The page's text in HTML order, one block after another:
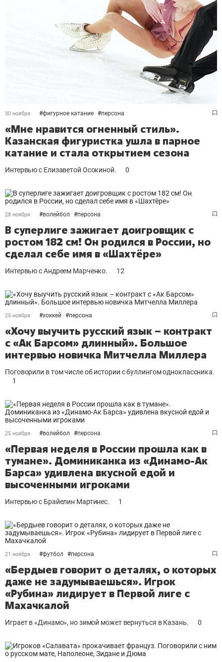
30 ноября #фигурное катание #персона
«Мне нравится огненный стиль».
Казанская фигуристка ушла в парное
катание и стала открытием сезона
Интервью с Елизаветой Осокиной. 0
28 ноября #волейбол #персона
В суперлиге зажигает доигровщик с
ростом 182 см! Он родился в России, но
сделал себе имя в «Шахтёре»
Интервью с Андреем Марченко. 12
25 ноября #хоккей #персона
«Хочу выучить русский язык – контракт
с «Ак Барсом» длинный». Большое
интервью новичка Митчелла Миллера
Поговорили в том числе об истории с буллингом одноклассника.
1
25 ноября #волейбол #персона
«Первая неделя в России прошла как в
тумане». Доминиканка из «Динамо-Ак
Барса» удивлена вкусной едой и
высоченными игроками
Интервью с Брайелин Мартинес. 1
21 ноября #футбол #персона
«Бердыев говорит о деталях, о которых
даже не задумываешься». Игрок
«Рубина» лидирует в Первой лиге c
Махачкалой
Играет в «Динамо», но зимой может вернуться в Казань. 0